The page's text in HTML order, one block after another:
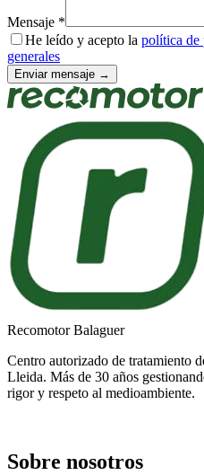
Mensaje *
He leído y acepto la política de
generales
Enviar mensaje →
Recomotor Balaguer
Centro autorizado de tratamiento
Lleida. Más de 30 años
rigor y respeto al medioambiente.
Sobre nosotros